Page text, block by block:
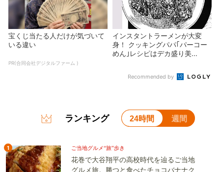
宝くじ当たる人だけが気づいて
いる違い
PR(合同会社デジタルファーム )
インスタントラーメンが大変
身！ クッキングパパ｢パーコー
めん｣レシピはデカ盛り美...
Recommended by
ランキング 24時間 週間
1 ご当地グルメ“旅”歩き
花巻で大谷翔平の高校時代を辿るご当地
グルメ旅。勝つと食べたチョコバナナク